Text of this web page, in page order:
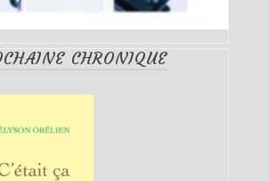
CHRONIQUE